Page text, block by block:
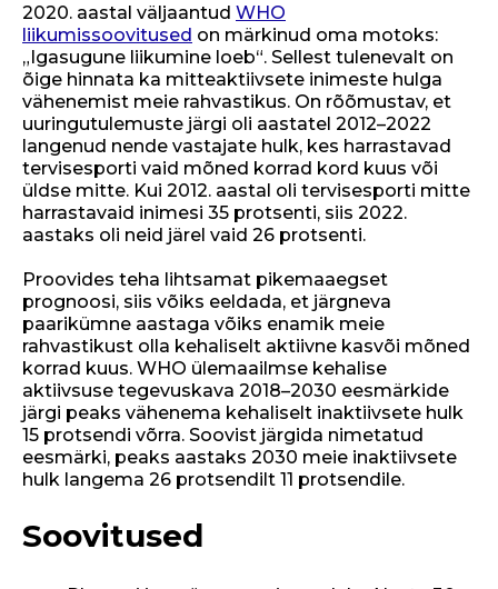
2020. aastal väljaantud WHO
liikumissoovitused on märkinud oma motoks:
„Igasugune liikumine loeb“. Sellest tulenevalt on
õige hinnata ka mitteaktiivsete inimeste hulga
vähenemist meie rahvastikus. On rõõmustav, et
uuringutulemuste järgi oli aastatel 2012–2022
langenud nende vastajate hulk, kes harrastavad
tervisesporti vaid mõned korrad kord kuus või
üldse mitte. Kui 2012. aastal oli tervisesporti mitte
harrastavaid inimesi 35 protsenti, siis 2022.
aastaks oli neid järel vaid 26 protsenti.
Proovides teha lihtsamat pikemaaegset
prognoosi, siis võiks eeldada, et järgneva
paarikümne aastaga võiks enamik meie
rahvastikust olla kehaliselt aktiivne kasvõi mõned
korrad kuus. WHO ülemaailmse kehalise
aktiivsuse tegevuskava 2018–2030 eesmärkide
järgi peaks vähenema kehaliselt inaktiivsete hulk
15 protsendi võrra. Soovist järgida nimetatud
eesmärki, peaks aastaks 2030 meie inaktiivsete
hulk langema 26 protsendilt 11 protsendile.
Soovitused